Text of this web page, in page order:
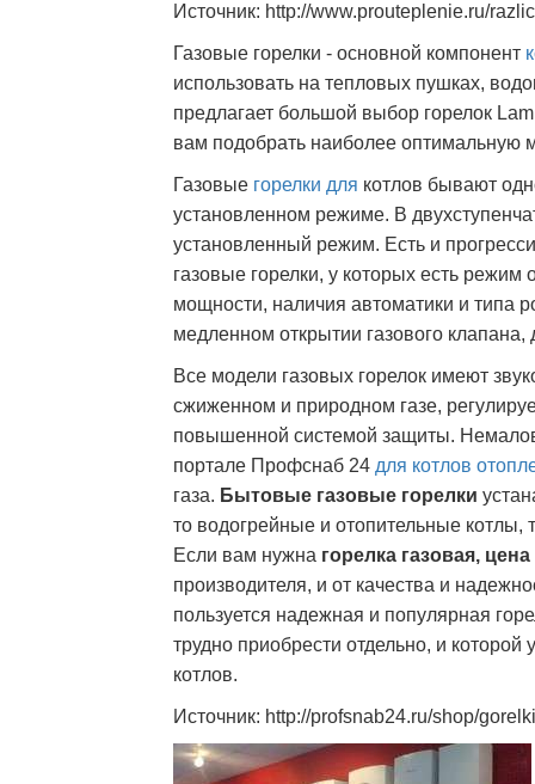
Источник: http://www.prouteplenie.ru/
Газовые горелки - основной компонент
использовать на тепловых пушках,
предлагает большой выбор горелок
вам подобрать наиболее оптимальную
Газовые горелки для котлов бывают
установленном режиме. В
установленный режим. Есть и
газовые горелки, у которых есть режим
мощности, наличия автоматики и типа
медленном открытии газового клапана,
Все модели газовых горелок имеют
сжиженном и природном газе,
повышенной системой защиты.
портале Профснаб 24 для котлов
газа. Бытовые газовые горелки
то водогрейные и отопительные котлы,
Если вам нужна горелка газовая, цена
производителя, и от качества и
пользуется надежная и популярная
трудно приобрести отдельно, и
котлов.
Источник: http://profsnab24.ru/shop/